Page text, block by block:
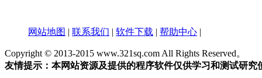
网站地图 | 联系我们 | 软件下载 | 帮助中心 |
Copyright © 2013-2015 www.321sq.com All Rights Reserved。
友情提示：本网站资源及提供的程序软件仅供学习和测试研